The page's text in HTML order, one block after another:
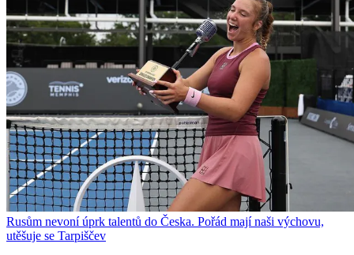
Rusům nevoní úprk talentů do Česka. Pořád mají naši výchovu,
utěšuje se Tarpiščev